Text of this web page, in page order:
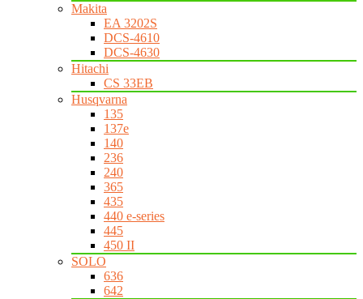
Makita
EA 3202S
DCS-4610
DCS-4630
Hitachi
CS 33EB
Husqvarna
135
137e
140
236
240
365
435
440 e-series
445
450 II
SOLO
636
642